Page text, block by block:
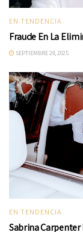
EN TENDENCIA
Fraude En La
SEPTIEMBRE 29, 2025
EN TENDENCIA
Sabrina Carpenter